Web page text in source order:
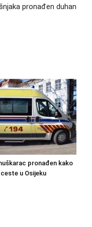
pronađen duhan
pronađen kako
u Osijeku